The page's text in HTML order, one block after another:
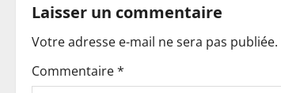
n
a
Laisser un commentaire
Votre adresse e-mail ne sera pas publiée.
Commentaire*